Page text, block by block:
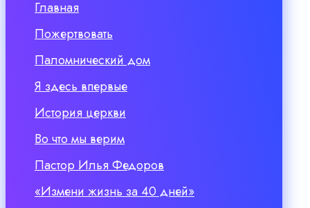
Главная
Пожертвовать
Паломнический дом
Я здесь впервые
История церкви
Во что мы верим
Пастор Илья Федоров
«Измени жизнь за 40 дней»